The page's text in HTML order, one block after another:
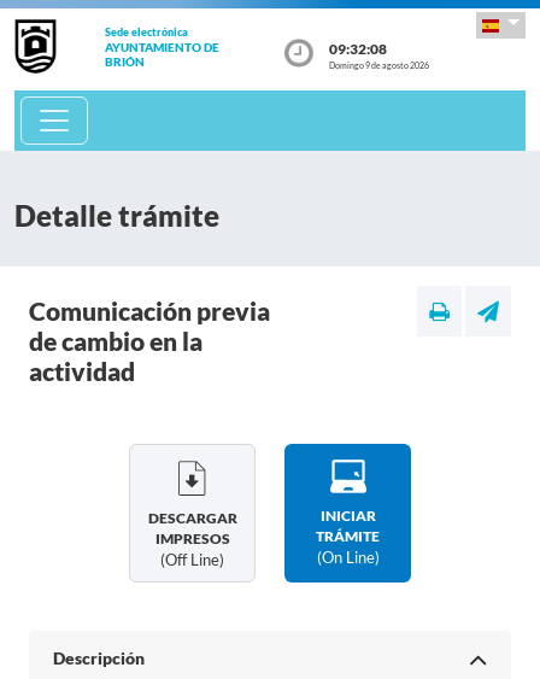
Sede electrónica
AYUNTAMIENTO DE
BRIÓN
09:32:08
Domingo 9 de agosto 2026
Detalle trámite
Comunicación previa
de cambio en la
actividad
DESCARGAR
IMPRESOS
(off Line)
INICIAR
TRÁMITE
(on Line)
Descripción